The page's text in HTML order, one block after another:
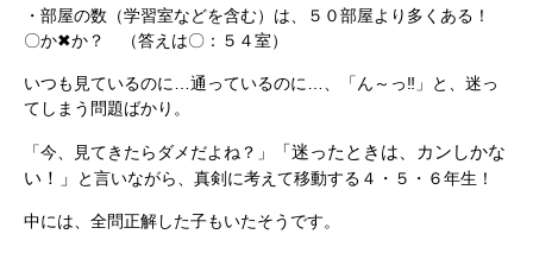
・部屋の数（学習室などを含む）は、５０部屋より多くある！
〇か✖か？ （答えは〇：５４室）
いつも見ているのに…通っているのに…、「ん～っ‼」と、迷っ
てしまう問題ばかり。
「今、見てきたらダメだよね？」
「迷ったときは、カンしかな
い！」
と言いながら、真剣に考えて移動する４・５・６年生！
中には、全問正解した子もいたそうです。